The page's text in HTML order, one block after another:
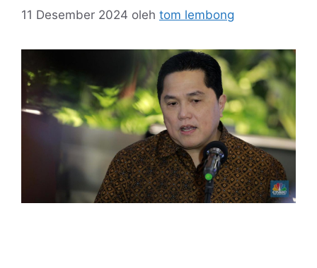
11 Desember 2024 oleh tom lembong